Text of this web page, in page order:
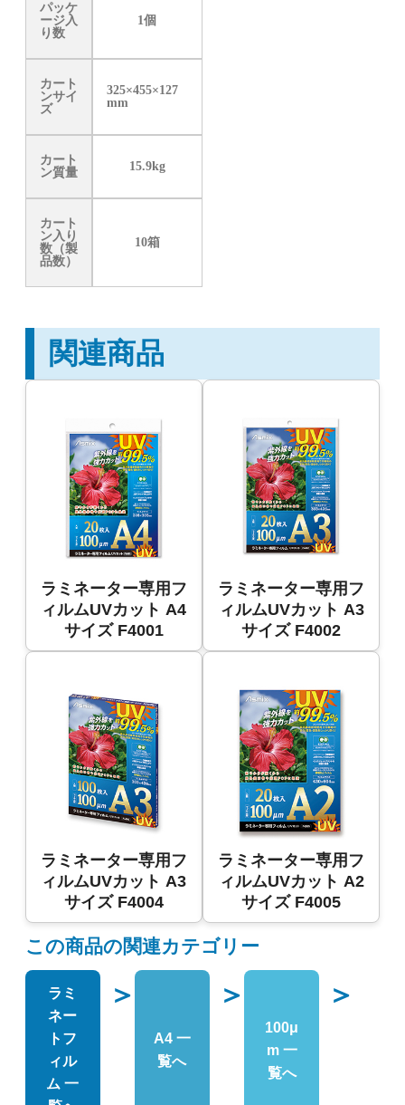
パッケ
ージ入
り数
1個
カート
ンサイ
ズ
325×455×127
mm
カート
ン質量
15.9kg
カート
ン入り
数（製
品数）
10箱
関連商品
ラミネーター専用フ
ィルムUVカット A4
サイズ F4001
ラミネーター専用フ
ィルムUVカット A3
サイズ F4002
ラミネーター専用フ
ィルムUVカット A3
サイズ F4004
ラミネーター専用フ
ィルムUVカット A2
サイズ F4005
この商品の関連カテゴリー
ラミ
ネー
トフ
ィル
ム 一
＞
A4 一
覧へ
＞
100μ
m 一
覧へ
＞